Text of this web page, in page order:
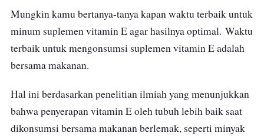
Mungkin kamu bertanya-tanya kapan waktu terbaik untuk
minum suplemen vitamin E agar hasilnya optimal. Waktu
terbaik untuk mengonsumsi suplemen vitamin E adalah
bersama makanan.
Hal ini berdasarkan penelitian ilmiah yang menunjukkan
bahwa penyerapan vitamin E oleh tubuh lebih baik saat
dikonsumsi bersama makanan berlemak, seperti minyak